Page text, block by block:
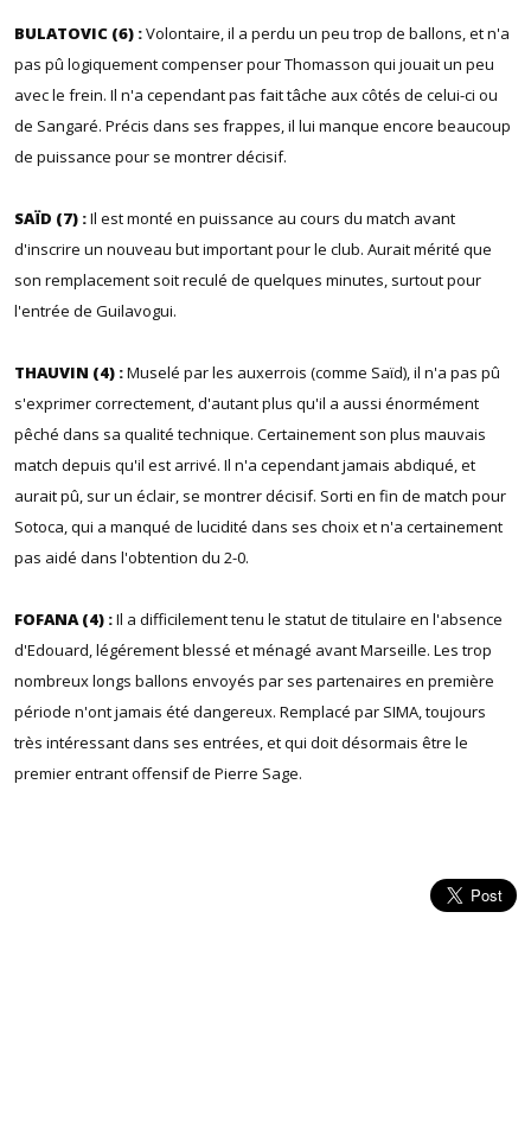
BULATOVIC (6) :Volontaire, il a perdu un peu trop de ballons, et n'a
pas pû logiquement compenser pour Thomasson qui jouait un peu
avec le frein. Il n'a cependant pas fait tâche aux côtés de celui-ci ou
de Sangaré. Précis dans ses frappes, il lui manque encore beaucoup
de puissance pour se montrer décisif.
SAÏD (7) :Il est monté en puissance au cours du match avant
d'inscrire un nouveau but important pour le club. Aurait mérité que
son remplacement soit reculé de quelques minutes, surtout pour
l'entrée de Guilavogui.
THAUVIN (4) :Muselé par les auxerrois (comme Saïd), il n'a pas pû
s'exprimer correctement, d'autant plus qu'il a aussi énormément
pêché dans sa qualité technique. Certainement son plus mauvais
match depuis qu'il est arrivé. Il n'a cependant jamais abdiqué, et
aurait pû, sur un éclair, se montrer décisif. Sorti en fin de match pour
Sotoca, qui a manqué de lucidité dans ses choix et n'a certainement
pas aidé dans l'obtention du 2-0.
FOFANA (4) :Il a difficilement tenu le statut de titulaire en l'absence
d'Edouard, légérement blessé et ménagé avant Marseille. Les trop
nombreux longs ballons envoyés par ses partenaires en première
période n'ont jamais été dangereux. Remplacé par SIMA, toujours
très intéressant dans ses entrées, et qui doit désormais être le
premier entrant offensif de Pierre Sage.